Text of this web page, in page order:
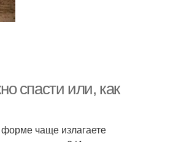
спасти или, как
чаще излагаете